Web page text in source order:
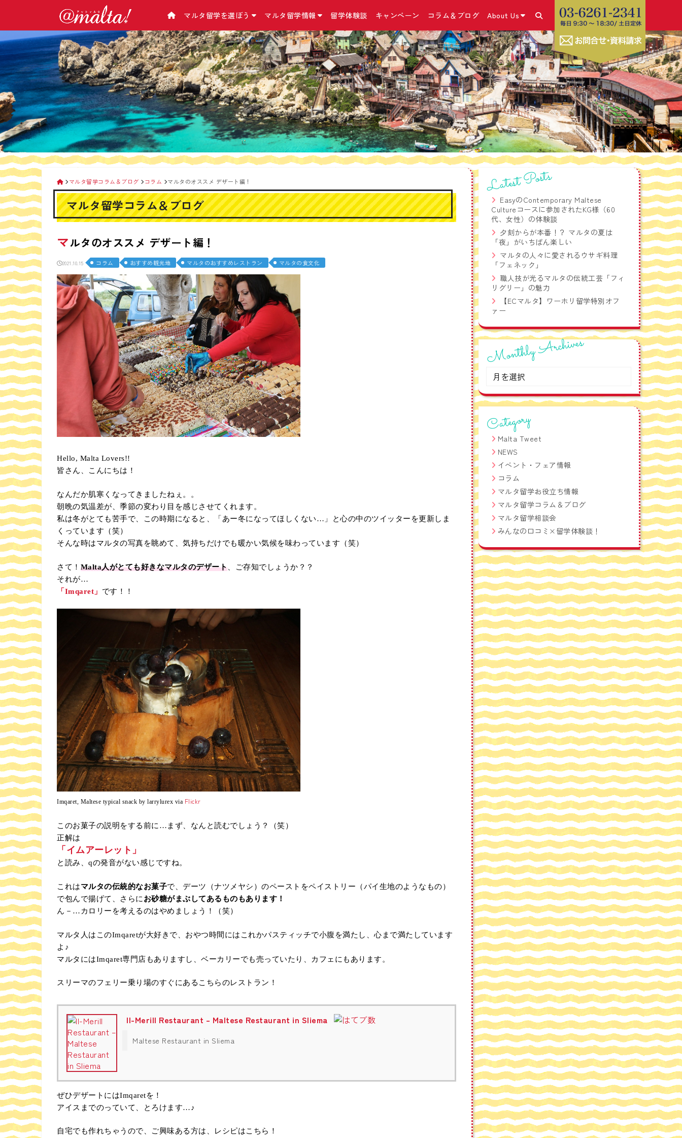
マルタ留学を選ぼう
学校から選ぶ
マルタ語学学校一覧/比較
マルタ語学学校 料金表
マルタ留学の選び方
国立マルタ大学 正規留学
マルタ大学について
こんなコースもあります！
インターンシップコース
二カ国留学
MBA（経営学修士号）取得
親子留学プログラム
小中高生向け 夏休み留学プログラム
シニア留学プログラム
マルタ＋イタリアコース
マルタ留学情報
マルタについて
マルタ基本情報
（気候･治安･緊急･病院･電話のかけ方･チ
ップ･お金･電気･交通など）
マルタの主要都市紹介
マルタの観光スポット
生活情報
マルタの空港
交通機関
タクシー＆便利アプリ
携帯電話
マルタ滞在時のお金の管理
マルタ留学について
マルタの気になる英語
マルタ留学の予算
マルタの留学の選び方
おすすめ留学プラン
マルタ留学生活１日の流れ
滞在先の種類
語学学校一覧
留学の準備
マルタ留学の手続きの流れ
出発までに必要なこと
マルタの留学保険
マルタの留学ビザ・申請方法
マルタのワーキングホリデービザ
持ち物リスト
日本から契約できるお勧めの海外SIMカー
ド！
海外オンライン医療相談サービス
『YOKUMIRU』
『留学110番』留学生危機管理ワンストッ
プ支援サービス
とっさに使える英語フレーズ集！
留学体験談 キャンペーン コラム＆ブログ About Us
アットマルタとは
会社概要
企業理念
留学カウンセラー紹介
アットマルタが選ばれる理由
なぜ手数料が０円？
留学手続きの流れ
マルタ留学相談会
お問合せ・アクセス・他
お問合せ／資料請求
アクセス
留学手続きに関する約款/規約
特定商取引法に基づく表記
プライバシーポリシー
リンク集
サイトマップ
マルタ留学コラム＆ブログ・SNS
コラム
ニュース
マルタ留学口コミ✕体験談
イベント情報
Instagram
Facebook
Twitter
マルタ留学コラム＆ブログ コラム マルタのオススメ デザート編！
マルタ留学コラム＆ブログ
マルタのオススメ デザート編！
2021.10.15 コラム おすすめ観光地 マルタのおすすめレストラン マルタの食文化
Hello, Malta Lovers!!
皆さん、こんにちは！
なんだか肌寒くなってきましたねぇ。。
朝晩の気温差が、季節の変わり目を感じさせてくれます。
私は冬がとても苦手で、この時期になると、「あー冬になってほしくない…」と心の中のツイッターを更新しま
くっています（笑）
そんな時はマルタの写真を眺めて、気持ちだけでも暖かい気候を味わっています（笑）
さて！ Malta人がとても好きなマルタのデザート 、ご存知でしょうか？？
それが…
「Imqaret」 です！！
Imqaret, Maltese typical snack by larrylurex via Flickr
このお菓子の説明をする前に…まず、なんと読むでしょう？（笑）
正解は
「イムアーレット」
と読み、qの発音がない感じですね。
これはマルタの伝統的なお菓子で、デーツ（ナツメヤシ）のペーストをペイストリー（パイ生地のようなもの）
で包んで揚げて、さらに お砂糖がまぶしてあるものもあります！
ん－…カロリーを考えるのはやめましょう！（笑）
マルタ人はこのImqaretが大好きで、おやつ時間にはこれかパスティッチで小腹を満たし、心まで満たしています
よ♪
マルタにはImqaret専門店もありますし、ベーカリーでも売っていたり、カフェにもあります。
スリーマのフェリー乗り場のすぐにあるこちらのレストラン！
Il-Merill Restaurant – Maltese Restaurant in Sliema
Maltese Restaurant in Sliema
ぜひデザートにはImqaretを！
アイスまでのっていて、とろけます…♪
自宅でも作れちゃうので、ご興味ある方は、レシピはこちら！
Latest Posts
EasyのContemporary Maltese
Cultureコースに参加されたKG様（60
代、女性）の体験談
夕刻からが本番！？ マルタの夏は
「夜」がいちばん楽しい
マルタの人々に愛されるウサギ料理
「フェネック」
職人技が光るマルタの伝統工芸「フィ
リグリー」の魅力
【ECマルタ】ワーホリ留学特別オフ
ァー
Monthly Archives
Monthly
Archives
Category
Malta Tweet
NEWS
イベント・フェア情報
コラム
マルタ留学お役立ち情報
マルタ留学コラム＆ブログ
マルタ留学相談会
みんなの口コミ×留学体験談！